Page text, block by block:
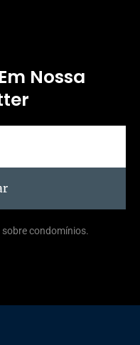
Nossa
condomínios.